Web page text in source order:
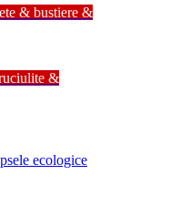
& bustiere &
&
ecologice